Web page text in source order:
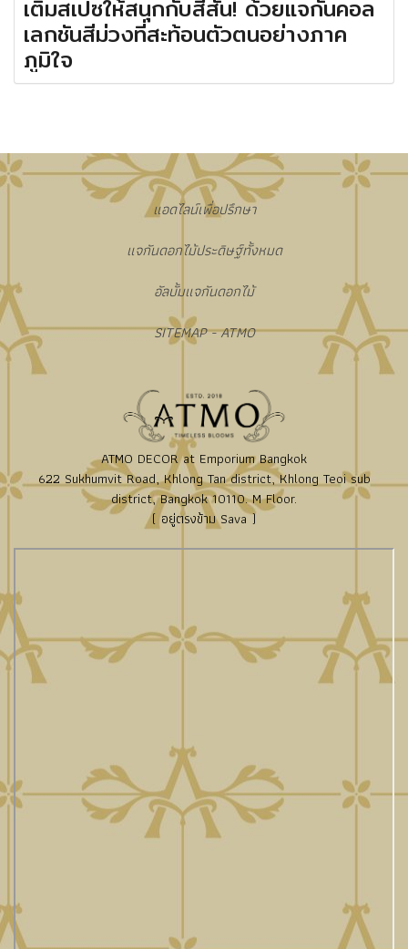
เติมสเปซให้สนุกกับสีสัน! ด้วยแจกันคอล
เลกชันสีม่วงที่สะท้อนตัวตนอย่างภาค
ภูมิใจ
แอดไลน์เพื่อปรึกษา
แจกันดอกไม้ประดิษฐ์ทั้งหมด
อัลบั้มแจกันดอกไม้
SITEMAP - ATMO
ATMO DECOR at Emporium Bangkok
622 Sukhumvit Road, Khlong Tan district, Khlong Teoi sub
district, Bangkok 10110. M Floor.
( อยู่ตรงข้าม Sava )